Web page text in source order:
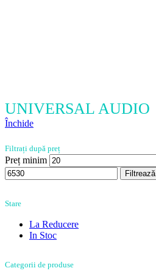
UNIVERSAL AUDIO
Închide
Filtrați după preț
Preț minim
Filtrează
Stare
La Reducere
In Stoc
Categorii de produse